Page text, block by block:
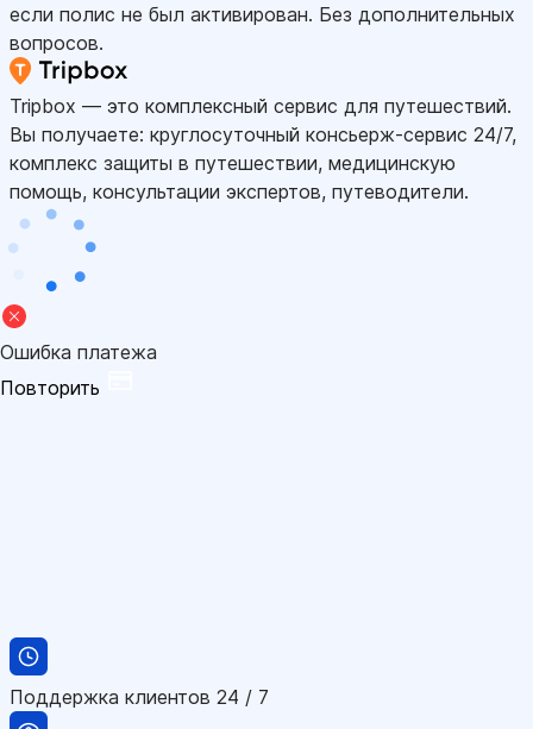
если полис не был активирован. Без дополнительных
вопросов.
Tripbox — это комплексный сервис для путешествий.
Вы получаете: круглосуточный консьерж-сервис 24/7,
комплекс защиты в путешествии, медицинскую
помощь, консультации экспертов, путеводители.
Ошибка платежа
Повторить
Поддержка клиентов 24 / 7